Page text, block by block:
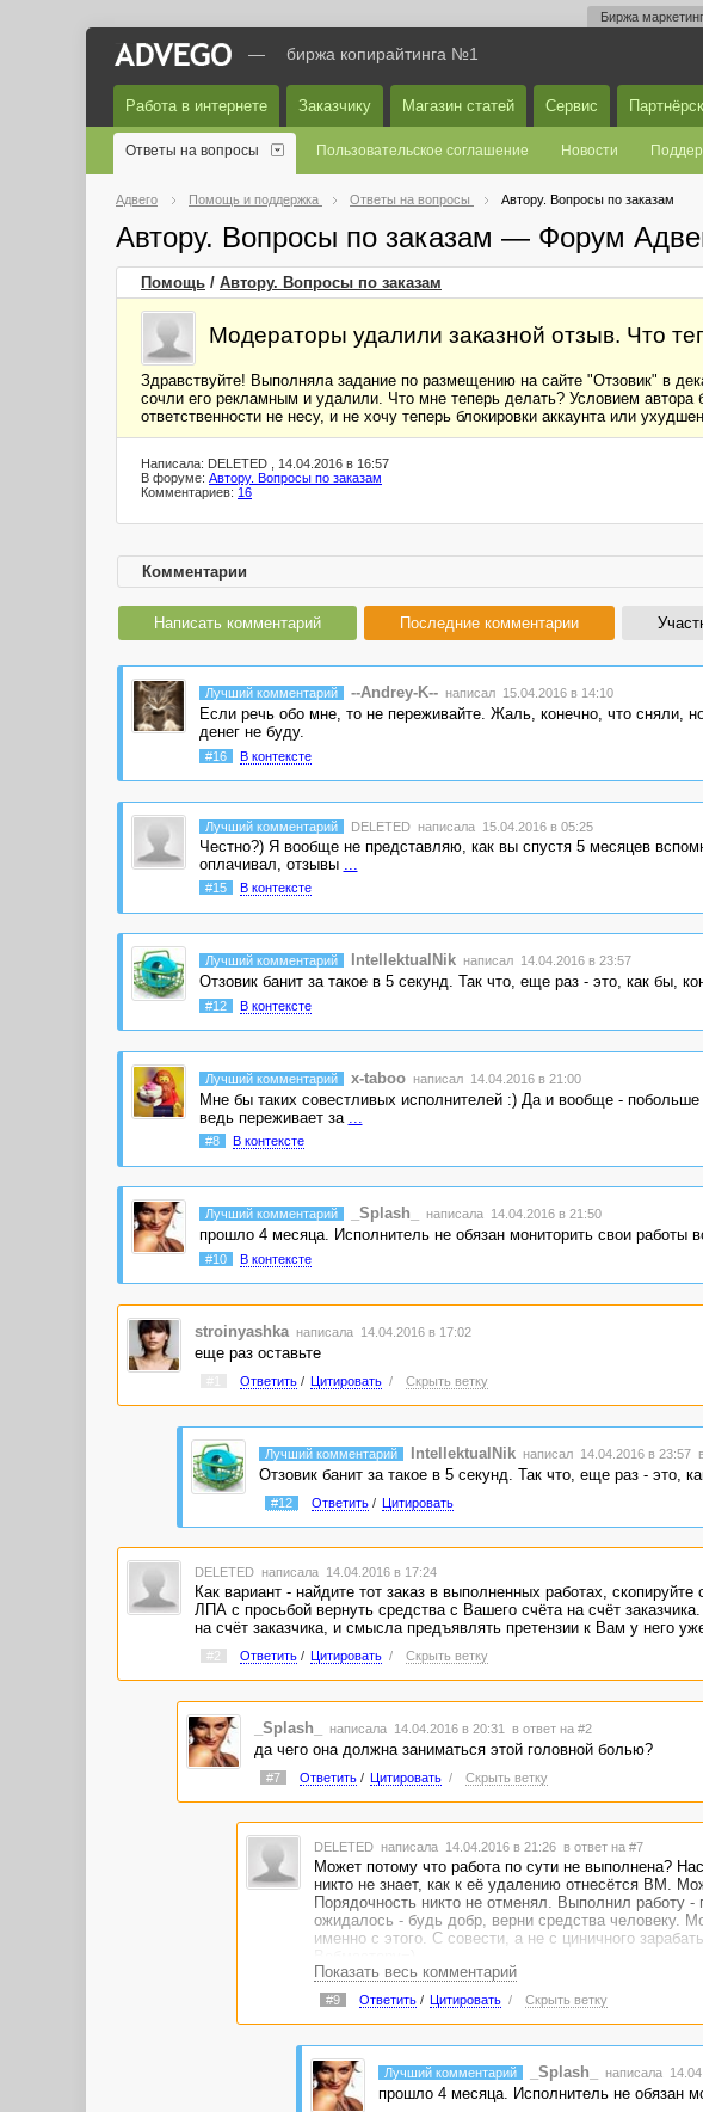
Биржа
— биржа копирайтинга №1
Работа в интернете Заказчику Магазин статей Сервис
Ответы на вопросы Пользовательское соглашение Новости
Адвего Помощь и поддержка Ответы на вопросы Автору. Вопросы по заказам
Автору. Вопросы по заказам — Форум
Помощь / Автору. Вопросы по заказам
Модераторы удалили заказной отзыв. Что
Здравствуйте! Выполняла задание по размещению на сайте "Отзовик" в
сочли его рекламным и удалили. Что мне теперь делать? Условием
ответственности не несу, и не хочу теперь блокировки аккаунта или
Написала: DELETED , 14.04.2016 в 16:57
В форуме: Автору. Вопросы по заказам
Комментариев: 16
Комментарии
Написать комментарий Последние комментарии
Лучший комментарий --Andrey-K-- написал 15.04.2016 в 14:10
Если речь обо мне, то не переживайте. Жаль, конечно, что
денег не буду.
#16 В контексте
Лучший комментарий DELETED написала 15.04.2016 в 05:25
Честно?) Я вообще не представляю, как вы спустя 5 месяцев
оплачивал, отзывы
#15 В контексте
Лучший комментарий IntellektualNik написал 14.04.2016 в 23:57
Отзовик банит за такое в 5 секунд. Так что, еще раз - это, как бы,
#12 В контексте
Лучший комментарий x-taboo написал 14.04.2016 в 21:00
Мне бы таких совестливых исполнителей :) Да и вообще -
ведь переживает за
#8 В контексте
Лучший комментарий _Splash_ написала 14.04.2016 в 21:50
прошло 4 месяца. Исполнитель не обязан мониторить свои работы
#10 В контексте
stroinyashka написала 14.04.2016 в 17:02
еще раз оставьте
Ответить/ Цитировать / Скрыть ветку
Лучший комментарий IntellektualNik написал 14.04.2016 в 23:57
Отзовик банит за такое в 5 секунд. Так что, еще раз - это,
#12 Ответить/ Цитировать
DELETED написала 14.04.2016 в 17:24
Как вариант - найдите тот заказ в выполненных работах,
ЛПА с просьбой вернуть средства с Вашего счёта на счёт
на счёт заказчика, и смысла предъявлять претензии к Вам у него
#2 Ответить/ Цитировать / Скрыть ветку
_Splash_ написала 14.04.2016 в 20:31 в ответ на #2
да чего она должна заниматься этой головной болью?
#7 Ответить/ Цитировать / Скрыть ветку
DELETED написала 14.04.2016 в 21:26 в ответ на #7
Может потому что работа по сути не выполнена?
никто не знает, как к её удалению отнесётся ВМ.
Порядочность никто не отменял. Выполнил работу
ожидалось - будь добр, верни средства человеку.
именно с этого. С совести, а не с циничного
Показать весь комментарий
#9 Ответить/ Цитировать / Скрыть ветку
Лучший комментарий _Splash_ написала
прошло 4 месяца. Исполнитель не обязан